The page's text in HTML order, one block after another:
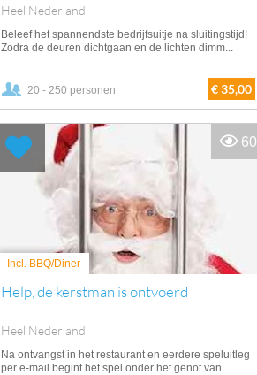
Heel Nederland
Beleef het spannendste bedrijfsuitje na sluitingstijd!
Zodra de deuren dichtgaan en de lichten dimm...
20 - 250 personen € 35,00
Incl. BBQ/Diner
Help, de kerstman is ontvoerd
Heel Nederland
Na ontvangst in het restaurant en eerdere speluitleg
per e-mail begint het spel onder het genot van...
60